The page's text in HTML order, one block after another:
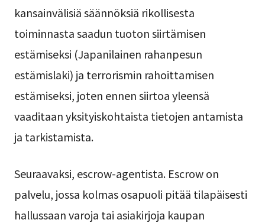
kansainvälisiä säännöksiä rikollisesta
toiminnasta saadun tuoton siirtämisen
estämiseksi (Japanilainen rahanpesun
estämislaki) ja terrorismin rahoittamisen
estämiseksi, joten ennen siirtoa yleensä
vaaditaan yksityiskohtaista tietojen antamista
ja tarkistamista.
Seuraavaksi, escrow-agentista. Escrow on
palvelu, jossa kolmas osapuoli pitää tilapäisesti
hallussaan varoja tai asiakirjoja kaupan